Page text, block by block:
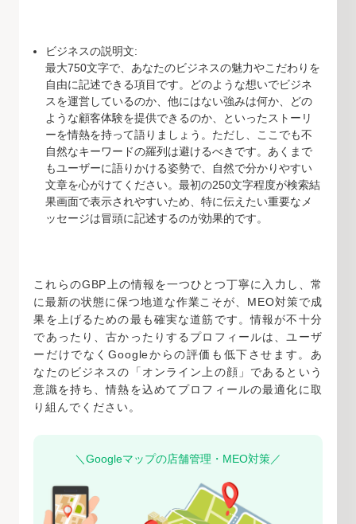
ビジネスの説明文:
最大750文字で、あなたのビジネスの魅力やこだわりを
自由に記述できる項目です。どのような想いでビジネ
スを運営しているのか、他にはない強みは何か、どの
ような顧客体験を提供できるのか、といったストーリ
ーを情熱を持って語りましょう。ただし、ここでも不
自然なキーワードの羅列は避けるべきです。あくまで
もユーザーに語りかける姿勢で、自然で分かりやすい
文章を心がけてください。最初の250文字程度が検索結
果画面で表示されやすいため、特に伝えたい重要なメ
ッセージは冒頭に記述するのが効果的です。
これらのGBP上の情報を一つひとつ丁寧に入力し、常
に最新の状態に保つ地道な作業こそが、MEO対策で成
果を上げるための最も確実な道筋です。情報が不十分
であったり、古かったりするプロフィールは、ユーザ
ーだけでなくGoogleからの評価も低下させます。あ
なたのビジネスの「オンライン上の顔」であるという
意識を持ち、情熱を込めてプロフィールの最適化に取
り組んでください。
＼Googleマップの店舗管理・MEO対策／